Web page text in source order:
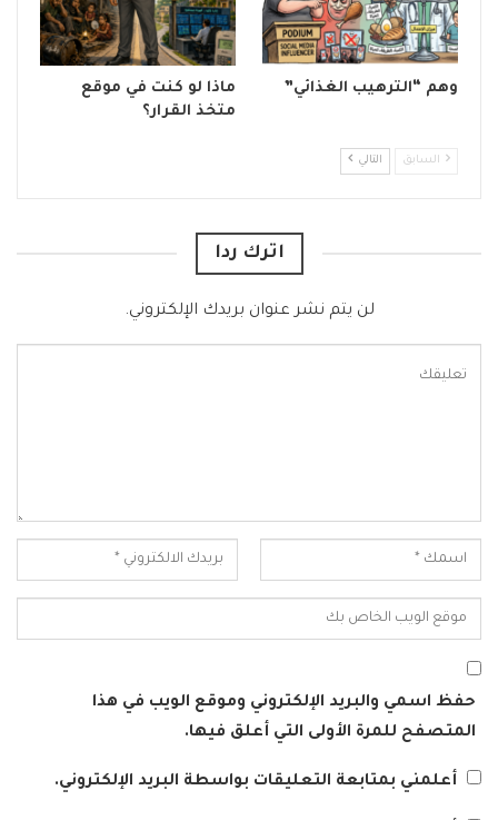
وهم “الترهيب الغذائي”
ماذا لو كنت في موقع
متخذ القرار؟
السابق التالي
اترك ردا
لن يتم نشر عنوان بريدك الإلكتروني.
حفظ اسمي والبريد الإلكتروني وموقع الويب في هذا
المتصفح للمرة الأولى التي أعلق فيها.
أعلمني بمتابعة التعليقات بواسطة البريد الإلكتروني.